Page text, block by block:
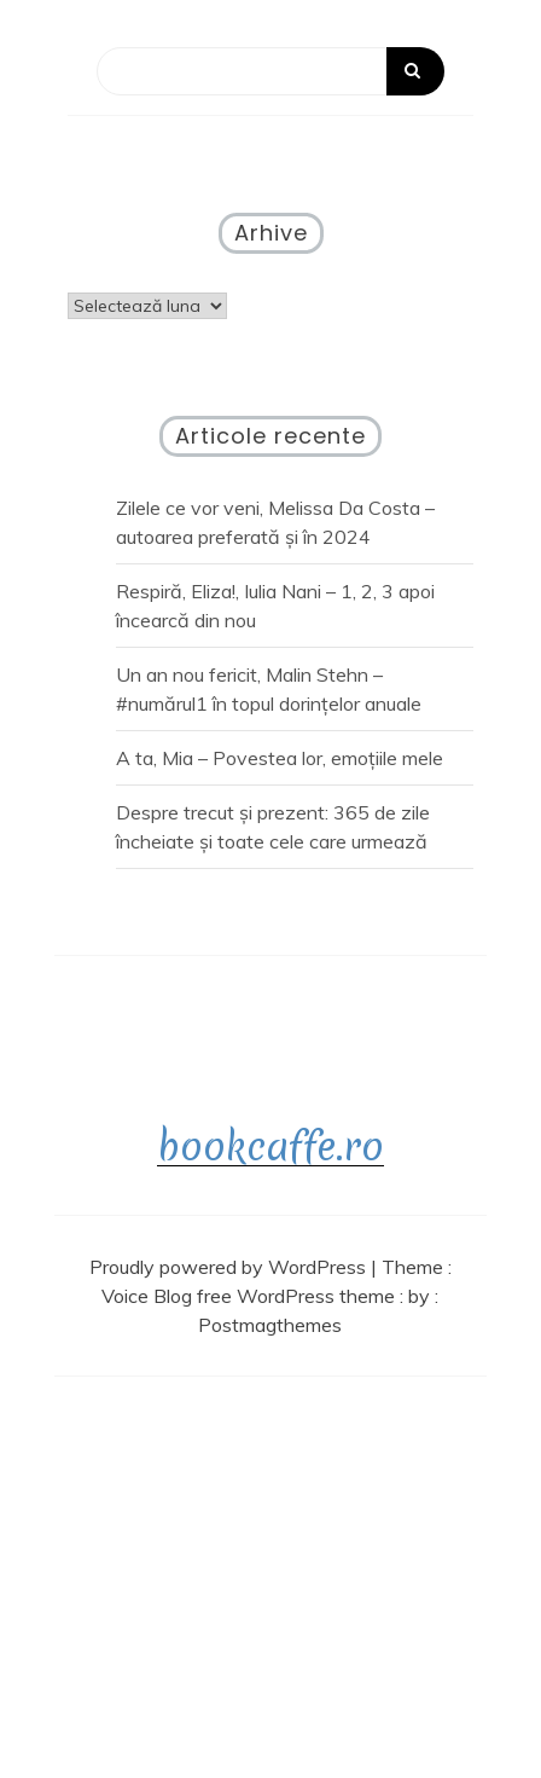
Arhive
Arhive
Articole recente
Zilele ce vor veni, Melissa Da Costa –
autoarea preferată și în 2024
Respiră, Eliza!, Iulia Nani – 1, 2, 3 apoi
încearcă din nou
Un an nou fericit, Malin Stehn –
#numărul1 în topul dorințelor anuale
A ta, Mia – Povestea lor, emoțiile mele
Despre trecut și prezent: 365 de zile
încheiate și toate cele care urmează
bookcaffe.ro
Proudly powered by WordPress | Theme :
Voice Blog free WordPress theme: by :
Postmagthemes